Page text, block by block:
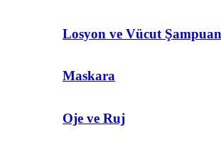
Losyon ve Vücut
Maskara
Oje ve Ruj